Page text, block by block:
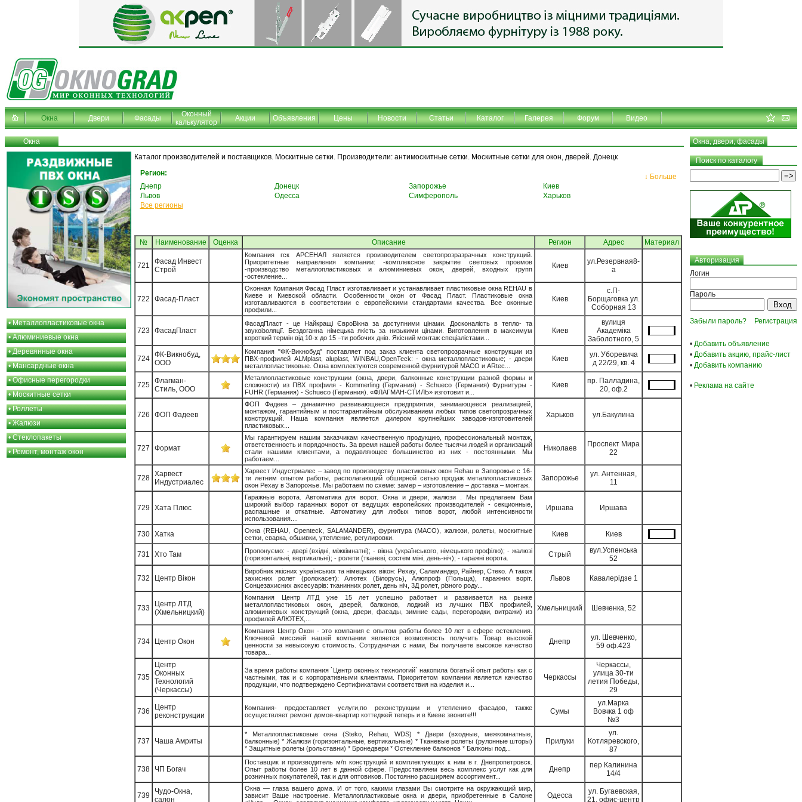
Окна Двери Фасады
Оконный
калькулятор
Акции Объявления Цены Новости Статьи Каталог Галерея Форум Видео
Окна
•Металлопластиковые окна
•Алюминиевые окна
•Деревянные окна
•Мансардные окна
•Офисные перегородки
•Москитные сетки
•Роллеты
•Жалюзи
•Стеклопакеты
•Ремонт, монтаж окон
Каталог производителей и поставщиков. Москитные сетки. Производители: антимоскитные сетки. Москитные сетки для окон, дверей. Донецк
Регион:
↓ Больше
Днепр
Донецк Запорожье
Киев
Львов
Одесса Симферополь
Харьков
Все регионы
№ Наименование Oценка Описание Регион Адрес Материал
721
Фасад Инвест
Строй
Компания гск АРСЕНАЛ является производителем светопрозразрачных конструкций.
Приоритетные направления компании: -комплексное закрытие световых проемов
-производство металлопластиковых и алюминиевых окон, дверей, входных групп
-остекление...
Киев
ул.Резервная8-
а
722 Фасад-Пласт
Оконная Компания Фасад Пласт изготавливает и устанавливает пластиковые окна REHAU в
Киеве и Киевской области. Особенности окон от Фасад Пласт. Пластиковые окна
изготавливаются в соответствии с европейскими стандартами качества. Все оконные
профили...
Киев
с.П-
Борщаговка ул.
Соборная 13
723 ФасадПласт
ФасадПласт - це Найкращі ЄвроВікна за доступними цінами. Досконалість в тепло- та
звукоізоляції. Бездоганна німецька якість за низькими цінами. Виготовлення в максимум
короткий термін від 10-х до 15 –ти робочих днів. Якісний монтаж спеціалістами...
Киев
вулиця
Академіка
Заболотного, 5
724 ФК-Викнобуд,
ООО
Компания "ФК-Викнобуд" поставляет под заказ клиента светопрозрачные конструкции из
ПВХ-профилей ALMplast, aluplast, WINBAU,OpenTeck: - окна металлопластиковые; - двери
металлопластиковые. Окна комплектуются современной фурнитурой MACO и ARtec...
Киев
ул. Уборевича
д 22/29, кв. 4
725 Флагман-
Стиль, ООО
Металлопластиковые конструкции (окна, двери, балконные конструкции разной формы и
сложности) из ПВХ профиля - Kommerling (Германия) - Schueco (Германия) Фурнитуры -
FUHR (Германия) - Schueco (Германия). «ФЛАГМАН-СТИЛЬ» изготовит и...
Киев
пр. Палладина,
20, оф.2
726 ФОП Фадеев
ФОП Фадеев – динамично развивающееся предприятия, занимающееся реализацией,
монтажом, гарантийным и постгарантийным обслуживанием любых типов светопрозрачных
конструкций. Наша компания является дилером крупнейших заводов-изготовителей
пластиковых...
Харьков ул.Бакулина
727 Формат
Мы гарантируем нашим заказчикам качественную продукцию, профессиональный монтаж,
ответственность и порядочность. За время нашей работы более тысячи людей и организаций
стали нашими клиентами, а подавляющее большинство из них - постоянными. Мы
работаем...
Николаев
Проспект Мира
22
728 Харвест
Индустриалес
Харвест Индустриалес – завод по производству пластиковых окон Rehau в Запорожье с 16-
ти летним опытом работы, располагающий обширной сетью продаж металлопластиковых
окон Рехау в Запорожье. Мы работаем по схеме: замер – изготовление – доставка – монтаж.
Запорожье
ул. Антенная,
11
729 Хата Плюс
Гаражные ворота. Автоматика для ворот. Окна и двери, жалюзи . Мы предлагаем Вам
широкий выбор гаражных ворот от ведущих европейских производителей - секционные,
распашные и откатные. Автоматику для любых типов ворот, любой интенсивности
использования....
Иршава Иршава
730 Хатка
Окна (REHAU, Openteck, SALAMANDER), фурнитура (MACO), жалюзи, ролеты, москитные
сетки, сварка, обшивки, утепление, регулировки.
Киев Киев
731 Хто Там
Пропонуємо: - двері (вхідні, міжкімнатні); - вікна (українського, німецького профілю); - жалюзі
(горизонтальні, вертикальні); - ролети (тканеві, состем міні, день-ніч); - гаражні ворота.
Стрый
вул.Успенська
52
732 Центр Вікон
Виробник якісних українських та німецьких вікон: Рехау, Саламандер, Райнер, Стеко. А також
захисних ролет (ролокасет): Алютех (Білорусь), Алюпроф (Польща), гаражних воріт.
Сонцезахисних аксесуарів: тканинних ролет, день ніч, 3Д ролет, різного роду...
Львов Кавалерідзе 1
733
Центр ЛТД
(Хмельницкий)
Компания Центр ЛТД уже 15 лет успешно работает и развивается на рынке
металлопластиковых окон, дверей, балконов, лоджий из лучших ПВХ профилей,
алюминиевых конструкций (окна, двери, фасады, зимние сады, перегородки, витражи) из
профилей АЛЮТЕХ,...
Хмельницкий Шевченка, 52
734 Центр Окон
Компания Центр Окон - это компания с опытом работы более 10 лет в сфере остекления.
Ключевой миссией нашей компании является возможность получить Товар высокой
ценности за невысокую стоимость. Сотрудничая с нами, Вы получаете высокое качество
товара...
Днепр
ул. Шевченко,
59 оф.423
735
Центр
Оконных
Технологий
(Черкассы)
За время работы компания `Центр оконных технологий` накопила богатый опыт работы как с
частными, так и с корпоративными клиентами. Приоритетом компании является качество
продукции, что подтверждено Сертификатами соответствия на изделия и...
Черкассы
Черкассы,
улица 30-ти
летия Победы,
29
736
Центр
реконструкции
Компания- предоставляет услуги,по реконструкции и утеплению фасадов, также
осуществляет ремонт домов-квартир коттеджей теперь и в Киеве звоните!!!
Сумы
ул.Марка
Вовчка 1 оф
№3
737 Чаша Амриты
* Металлопластиковые окна (Steko, Rehau, WDS) * Двери (входные, межкомнатные,
балконные) * Жалюзи (горизонтальные, вертикальные) * Тканевые ролеты (рулонные шторы)
* Защитные ролеты (рольставни) * Бронедвери * Остекление балконов * Балконы под...
Прилуки
ул.
Котляревского,
87
738 ЧП Богач
Поставщик и производитель м/п конструкций и комплектующих к ним в г. Днепропетровск.
Опыт работы более 10 лет в данной сфере. Предоставляем весь комплекс услуг как для
розничных покупателей, так и для оптовиков. Постоянно расширяем ассортимент...
Днепр
пер Калинина
14/4
739
Чудо-Окна,
салон
Окна — глаза вашего дома. И от того, какими глазами Вы смотрите на окружающий мир,
зависит Ваше настроение. Металлопластиковые окна и двери, приобретенные в Салоне
Одесса
ул. Бугаевская,
21, офис-центр
Окна, двери, фасады
Поиск по каталогу
Авторизация
Логин
Пароль
Забыли пароль? Регистрация
• Добавить объявление
• Добавить акцию, прайс-лист
• Добавить компанию
• Реклама на сайте